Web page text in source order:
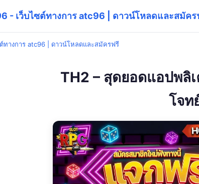
- เว็บไซต์ทางการ atc96 | ดาวน์โหลดและสมัคร
ทางการ atc96 | ดาวน์โหลดและสมัครฟรี
TH2 – สุดยอดแอปพลิ
โจท